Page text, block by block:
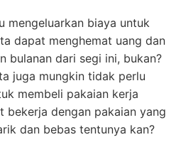
mengeluarkan biaya untuk
dapat menghemat uang dan
bulanan dari segi ini, bukan?
juga mungkin tidak perlu
membeli pakaian kerja
bekerja dengan pakaian yang
dan bebas tentunya kan?